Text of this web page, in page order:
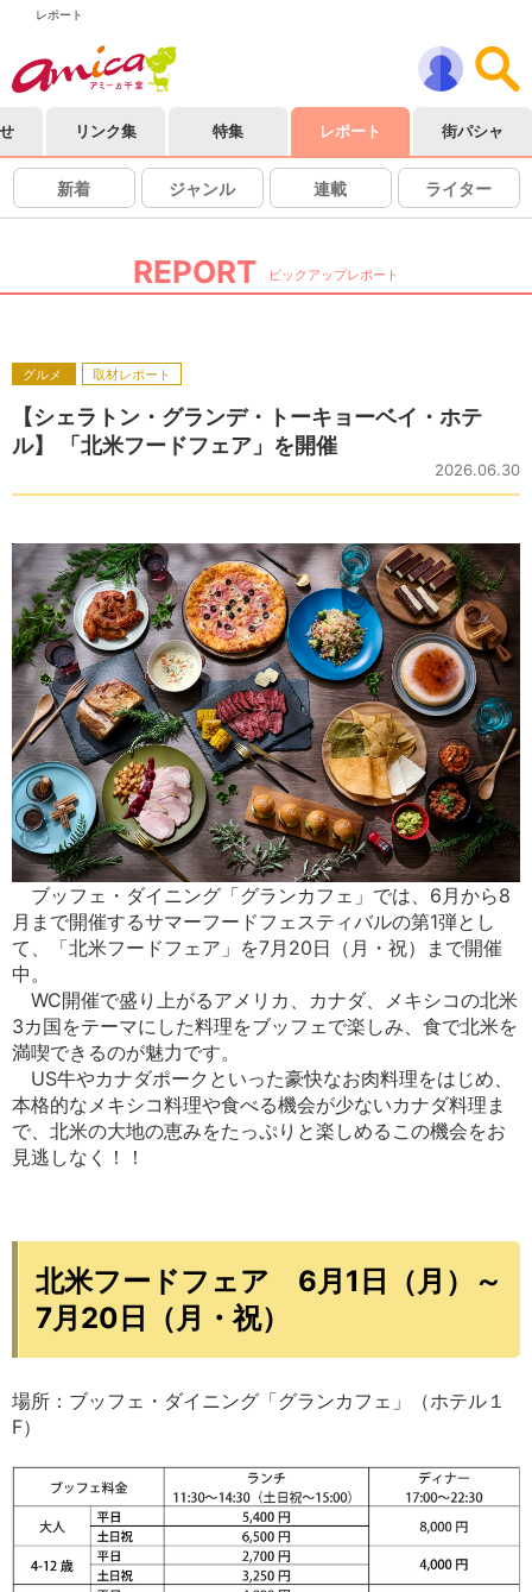
レポート
リンク集 特集 レポート 街パシャ
新着 ジャンル 連載 ライター
REPORT ピックアップレポート
グルメ 取材レポート
【シェラトン・グランデ・トーキョーベイ・ホテ
ル】 「北米フードフェア」を開催
2026.06.30
ブッフェ・ダイニング「グランカフェ」では、6月から8
月まで開催するサマーフードフェスティバルの第1弾とし
て、「北米フードフェア」を7月20日（月・祝）まで開催
中。
WC開催で盛り上がるアメリカ、カナダ、メキシコの北米
3カ国をテーマにした料理をブッフェで楽しみ、食で北米を
満喫できるのが魅力です。
US牛やカナダポークといった豪快なお肉料理をはじめ、
本格的なメキシコ料理や食べる機会が少ないカナダ料理ま
で、北米の大地の恵みをたっぷりと楽しめるこの機会をお
見逃しなく！！
北米フードフェア 6月1日（月）～
7月20日（月・祝）
場所：ブッフェ・ダイニング「グランカフェ」（ホテル１
F）